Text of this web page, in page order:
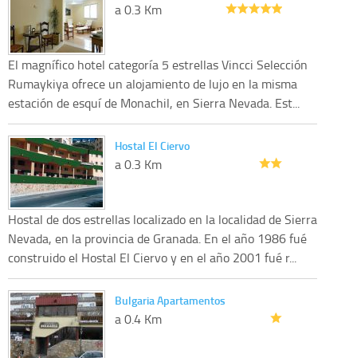
a 0.3 Km
El magnífico hotel categoría 5 estrellas Vincci Selección
Rumaykiya ofrece un alojamiento de lujo en la misma
estación de esquí de Monachil, en Sierra Nevada. Est...
Hostal El Ciervo
a 0.3 Km
Hostal de dos estrellas localizado en la localidad de Sierra
Nevada, en la provincia de Granada. En el año 1986 fué
construido el Hostal El Ciervo y en el año 2001 fué r...
Bulgaria Apartamentos
a 0.4 Km